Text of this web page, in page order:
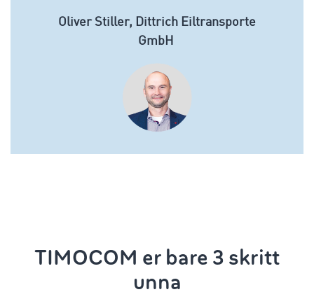
Oliver Stiller, Dittrich Eiltransporte
GmbH
TIMOCOM er bare 3 skritt
unna